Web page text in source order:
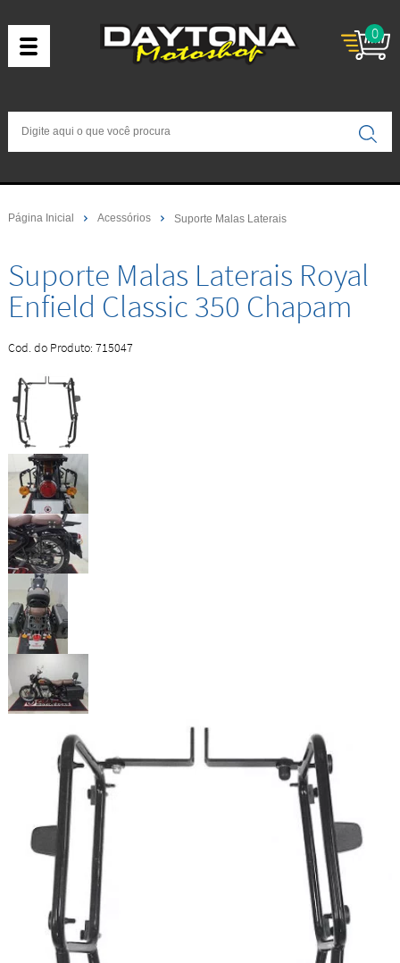
0
Página Inicial Acessórios Suporte Malas Laterais
Suporte Malas Laterais Royal
Enfield Classic 350 Chapam
Cod. do Produto: 715047